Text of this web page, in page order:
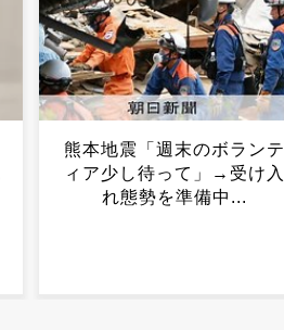
ワイのごはん、おいしそう
（※画像あり）...